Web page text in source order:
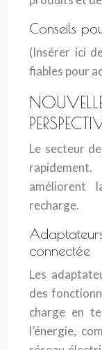
Conseils
(Insérer ici
fiables pour
Le secteur
améliorent
recharge.
connectée
Les
des
charge en
l’énergie,